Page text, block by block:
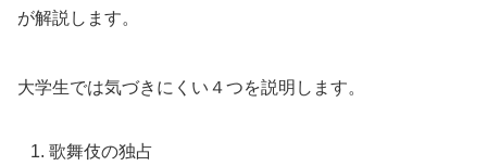
が解説します。
大学生では気づきにくい４つを説明します。
歌舞伎の独占